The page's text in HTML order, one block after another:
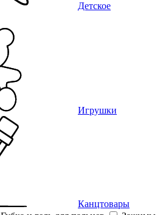
Детское
Игрушки
Канцтовары